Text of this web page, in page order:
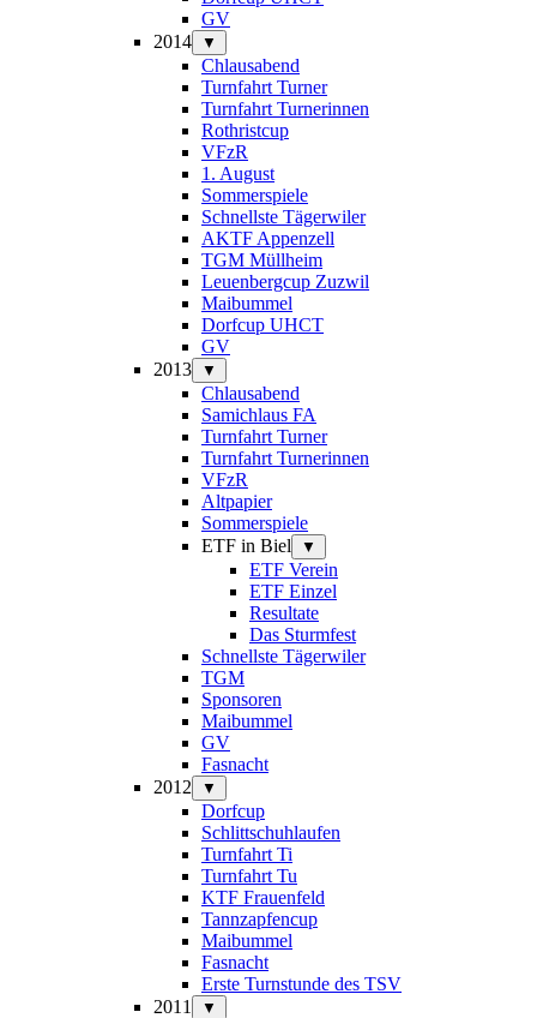
GV
2014
▼
Chlausabend
Turnfahrt Turner
Turnfahrt Turnerinnen
Rothristcup
VFzR
1. August
Sommerspiele
Schnellste Tägerwiler
AKTF Appenzell
TGM Müllheim
Leuenbergcup Zuzwil
Maibummel
Dorfcup UHCT
GV
2013
▼
Chlausabend
Samichlaus FA
Turnfahrt Turner
Turnfahrt Turnerinnen
VFzR
Altpapier
Sommerspiele
ETF in Biel
▼
ETF Verein
ETF Einzel
Resultate
Das Sturmfest
Schnellste Tägerwiler
TGM
Sponsoren
Maibummel
GV
Fasnacht
2012
▼
Dorfcup
Schlittschuhlaufen
Turnfahrt Ti
Turnfahrt Tu
KTF Frauenfeld
Tannzapfencup
Maibummel
Fasnacht
Erste Turnstunde des TSV
2011
▼